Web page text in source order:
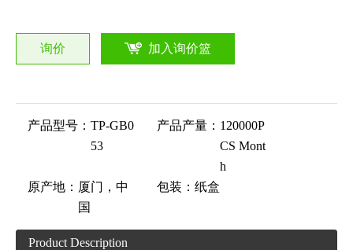
询价 加入询价篮
产品型号： TP-GB0
53
产品产量： 120000P
CS Mont
h
原产地： 厦门，中
国
包装： 纸盒
Product Description